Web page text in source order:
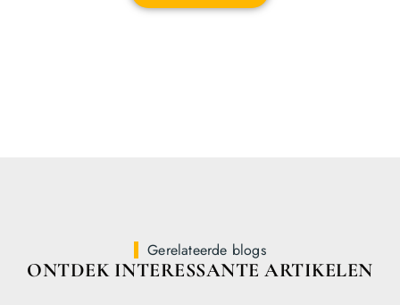
Gerelateerde blogs
ONTDEK INTERESSANTE ARTIKELEN